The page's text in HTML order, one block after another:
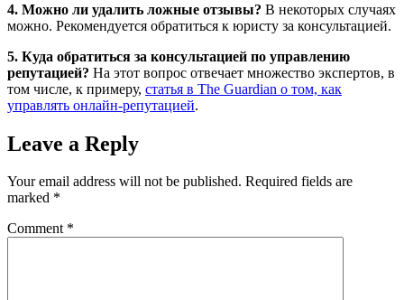
4. Можно ли удалить ложные отзывы? В некоторых случаях
можно. Рекомендуется обратиться к юристу за консультацией.
5. Куда обратиться за консультацией по управлению
репутацией? На этот вопрос отвечает множество экспертов, в
том числе, к примеру, статья в The Guardian о том, как
управлять онлайн-репутацией.
Leave a Reply
Your email address will not be published. Required fields are
marked *
Comment *